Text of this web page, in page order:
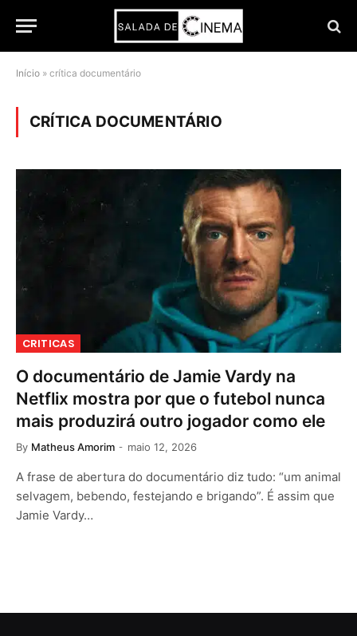
Início » crítica documentário
CRÍTICA DOCUMENTÁRIO
CRITICAS
O documentário de Jamie Vardy na
Netflix mostra por que o futebol nunca
mais produzirá outro jogador como ele
By Matheus Amorim maio 12, 2026
A frase de abertura do documentário diz tudo: “um animal
selvagem, bebendo, festejando e brigando”. É assim que
Jamie Vardy…